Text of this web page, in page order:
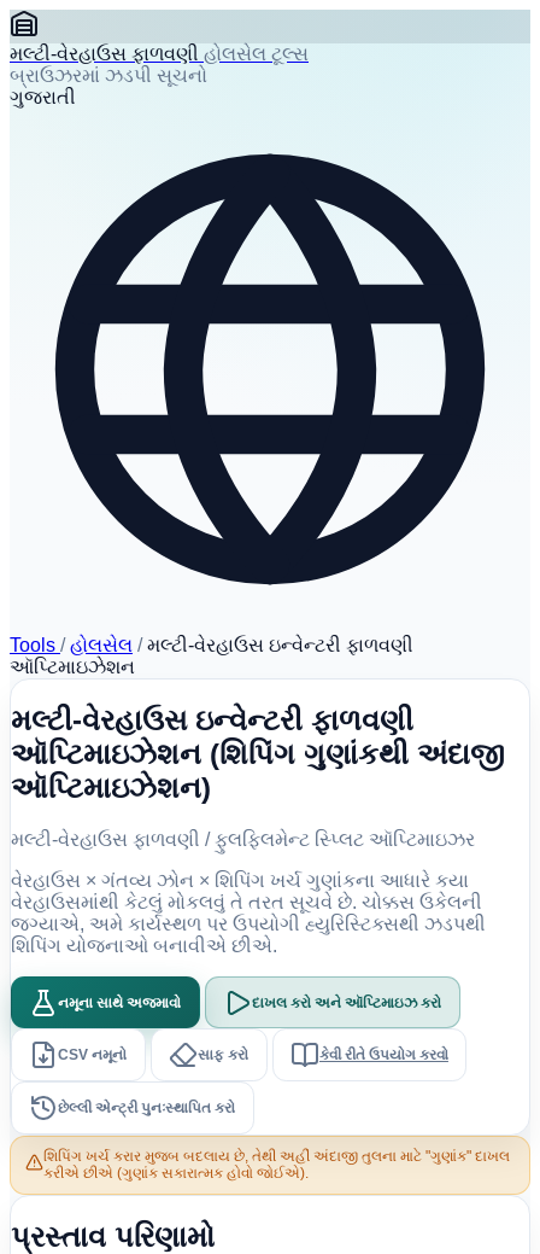
મલ્ટી-વેરહાઉસ ફાળવણી હોલસેલ ટૂલ્સ
બ્રાઉઝરમાં ઝડપી સૂચનો
ગુજરાતી
Tools / હોલસેલ / મલ્ટી-વેરહાઉસ ઇન્વેન્ટરી ફાળવણી
ઑપ્ટિમાઇઝેશન
મલ્ટી-વેરહાઉસ ઇન્વેન્ટરી ફાળવણી
ઑપ્ટિમાઇઝેશન (શિપિંગ ગુણાંકથી અંદાજી
ઑપ્ટિમાઇઝેશન)
મલ્ટી-વેરહાઉસ ફાળવણી / ફુલફિલમેન્ટ સ્પ્લિટ ઑપ્ટિમાઇઝર
વેરહાઉસ × ગંતવ્ય ઝોન × શિપિંગ ખર્ચ ગુણાંકના આધારે કયા
વેરહાઉસમાંથી કેટલું મોકલવું તે તરત સૂચવે છે. ચોક્કસ ઉકેલની
જગ્યાએ, અમે કાર્યસ્થળ પર ઉપયોગી હ્યુરિસ્ટિક્સથી ઝડપથી
શિપિંગ યોજનાઓ બનાવીએ છીએ.
નમૂના સાથે અજમાવો દાખલ કરો અને ઑપ્ટિમાઇઝ કરો
CSV નમૂનો સાફ કરો કેવી રીતે ઉપયોગ કરવો
છેલ્લી એન્ટ્રી પુનઃસ્થાપિત કરો
શિપિંગ ખર્ચ કરાર મુજબ બદલાય છે, તેથી અહીં અંદાજી તુલના માટે "ગુણાંક" દાખલ
કરીએ છીએ (ગુણાંક સકારાત્મક હોવો જોઈએ).
પ્રસ્તાવ પરિણામો